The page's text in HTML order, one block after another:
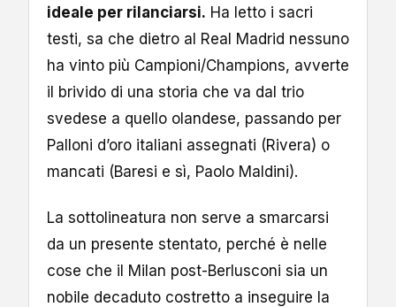
ideale per rilanciarsi. Ha letto i sacri
testi, sa che dietro al Real Madrid nessuno
ha vinto più Campioni/Champions, avverte
il brivido di una storia che va dal trio
svedese a quello olandese, passando per
Palloni d’oro italiani assegnati (Rivera) o
mancati (Baresi e sì, Paolo Maldini).
La sottolineatura non serve a smarcarsi
da un presente stentato, perché è nelle
cose che il Milan post-Berlusconi sia un
nobile decaduto costretto a inseguire la